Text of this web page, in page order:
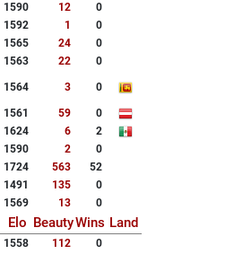
1590 12
0
1592 1
0
1565 24
0
1563 22 0
1564 3 0
1561 59
0
1624 6
2
1590 2
0
1724 563
52
1491 135
0
1569 13 0
Elo BeautyWins Land
1558 112
0